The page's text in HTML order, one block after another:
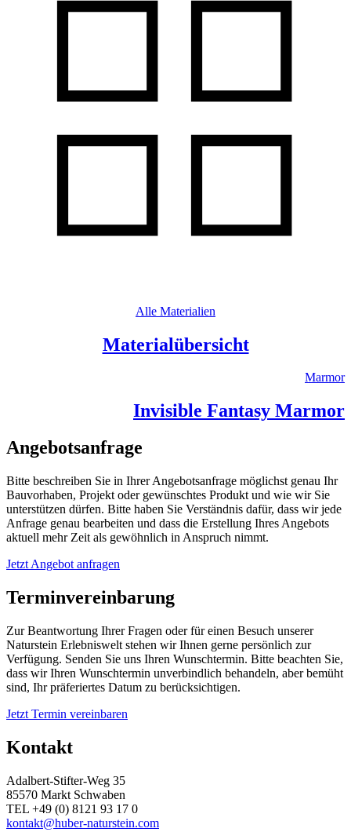
Alle Materialien
Materialübersicht
Marmor
Invisible Fantasy Marmor
Angebotsanfrage
Bitte beschreiben Sie in Ihrer Angebotsanfrage möglichst genau Ihr
Bauvorhaben, Projekt oder gewünschtes Produkt und wie wir Sie
unterstützen dürfen. Bitte haben Sie Verständnis dafür, dass wir jede
Anfrage genau bearbeiten und dass die Erstellung Ihres Angebots
aktuell mehr Zeit als gewöhnlich in Anspruch nimmt.
Jetzt Angebot anfragen
Terminvereinbarung
Zur Beantwortung Ihrer Fragen oder für einen Besuch unserer
Naturstein Erlebniswelt stehen wir Ihnen gerne persönlich zur
Verfügung. Senden Sie uns Ihren Wunschtermin. Bitte beachten Sie,
dass wir Ihren Wunschtermin unverbindlich behandeln, aber bemüht
sind, Ihr präferiertes Datum zu berücksichtigen.
Jetzt Termin vereinbaren
Kontakt
Adalbert-Stifter-Weg 35
85570 Markt Schwaben
TEL +49 (0) 8121 93 17 0
kontakt@huber-naturstein.com